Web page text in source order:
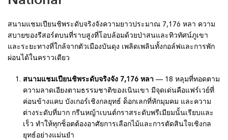
สนามแชมเปียนชิพระดับจริงจังความยาวประมาณ 7,176 หลา ความ
สบายของรีสอร์ตบนที่ราบสูงที่โอบล้อมด้วยป่าสนและทิวทัศน์ภูเขา
และระยะทางที่ใกล้จากตัวเมืองบันดุง เพลิดเพลินทั้งกอล์ฟและการพัก
ผ่อนได้ในคราวเดียว
สนามแชมเปียนชิพระดับจริงจัง 7,176 หลา — 18 หลุมที่ทอดตาม
ความลาดเอียงตามธรรมชาติของเนินเขา มีจุดเด่นคือแฟร์เวย์ที่
ค่อนข้างแคบ บังเกอร์เชิงกลยุทธ์ ด็อกเลกที่หักมุมคม และความ
ต่างระดับที่มาก กรีนหญ้าเบนต์กราสระดับพรีเมียมนั้นเรียบและ
เร็ว ทำให้ทุกช็อตต้องอาศัยการเลือกไม้และการตัดสินใจเชิงกล
ยุทธ์อย่างแม่นยำ